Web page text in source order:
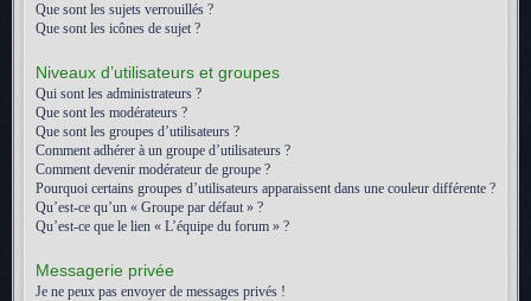
Que sont les sujets verrouillés ?
Que sont les icônes de sujet ?
Niveaux d’utilisateurs et groupes
Qui sont les administrateurs ?
Que sont les modérateurs ?
Que sont les groupes d’utilisateurs ?
Comment adhérer à un groupe d’utilisateurs ?
Comment devenir modérateur de groupe ?
Pourquoi certains groupes d’utilisateurs apparaissent dans une couleur différente ?
Qu’est-ce qu’un « Groupe par défaut » ?
Qu’est-ce que le lien « L’équipe du forum » ?
Messagerie privée
Je ne peux pas envoyer de messages privés !